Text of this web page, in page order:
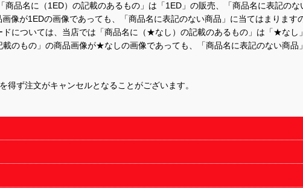
品名に（1ED）の記載のあるもの」は「1ED」の販売、「商品名に表記の
像が1EDの画像であっても、「商品名に表記のない商品」に当てはまります
については、当店では「商品名に（★なし）の記載のあるもの」は「★な
のもの」の商品画像が★なしの画像であっても、「商品名に表記のない商品
ず注文がキャンセルとなることがございます。